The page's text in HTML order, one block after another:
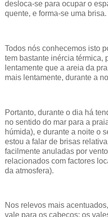
desloca-se para ocupar o
quente, e forma-se uma brisa.
Todos nós conhecemos isto
tem bastante inércia térmica,
lentamente que a areia da
mais lentamente, durante a
Portanto, durante o dia há
no sentido do mar para a
húmida), e durante a noite o
estou a falar de brisas
facilmente anuladas por
relacionados com factores
da atmosfera).
Nos relevos mais
vale para os cabeços: os